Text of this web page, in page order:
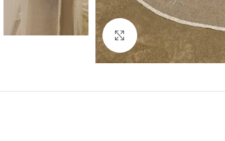
Faceți click